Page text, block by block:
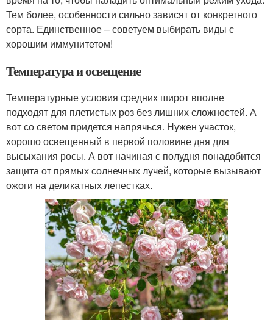
Тем более, особенности сильно зависят от конкретного
сорта. Единственное – советуем выбирать виды с
хорошим иммунитетом!
Температура и освещение
Температурные условия средних широт вполне
подходят для плетистых роз без лишних сложностей. А
вот со светом придется напрячься. Нужен участок,
хорошо освещенный в первой половине дня для
высыхания росы. А вот начиная с полудня понадобится
защита от прямых солнечных лучей, которые вызывают
ожоги на деликатных лепестках.